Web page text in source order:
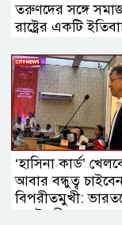
তরুণদের সঙ্গে
রাষ্ট্রের একটি
হোসেন জিল্লুর
‘হাসিনা কার্ড’
আবার বন্ধুত্ব
বিপরীতমুখী:
স্বরাষ্ট্রমন্ত্রী